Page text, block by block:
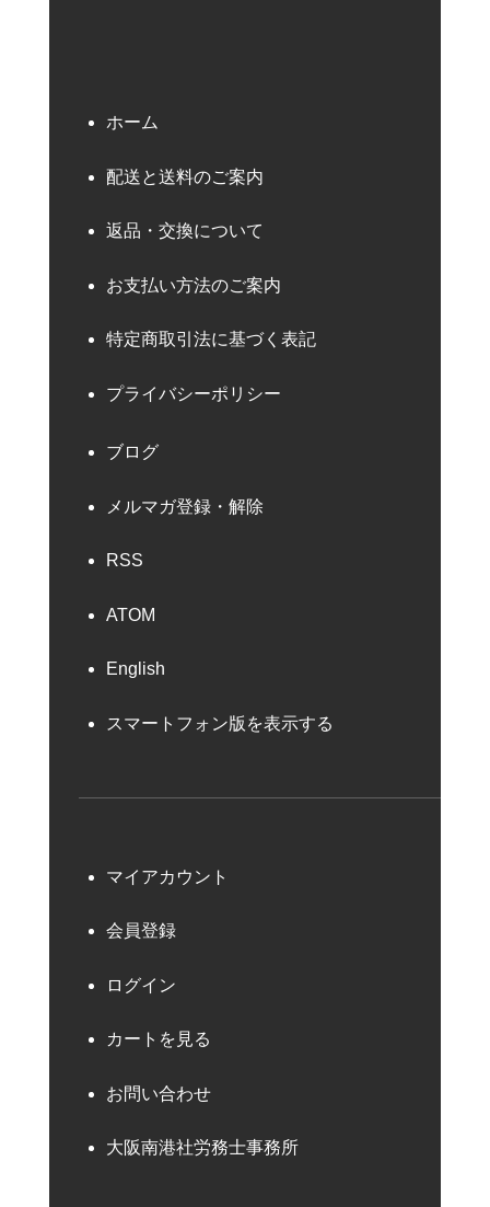
ホーム
配送と送料のご案内
返品・交換について
お支払い方法のご案内
特定商取引法に基づく表記
プライバシーポリシー
ブログ
メルマガ登録・解除
RSS
ATOM
English
スマートフォン版を表示する
マイアカウント
会員登録
ログイン
カートを見る
お問い合わせ
大阪南港社労務士事務所